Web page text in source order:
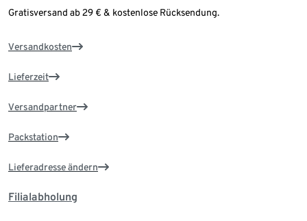
Gratisversand ab 29 € & kostenlose Rücksendung.
Versandkosten
Lieferzeit
Versandpartner
Packstation
Lieferadresse ändern
Filialabholung